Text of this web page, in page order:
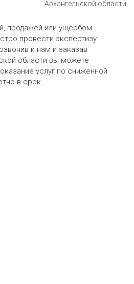
Архангельской области
продажей или ущербом
провести экспертизу
к нам и заказав
области вы можете
услуг по сниженной
в срок.